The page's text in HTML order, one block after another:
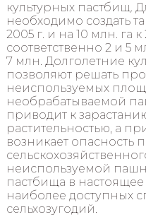
культурных пастбищ.
необходимо создать
2005 г. и на 10 млн. га
соответственно 2 и 5
7 млн. Долголетние
позволяют решать
неиспользуемых
необрабатываемой
приводит к
растительностью, а
возникает опасность
неиспользуемой
пастбища в
наиболее доступных
сельхозугодий.